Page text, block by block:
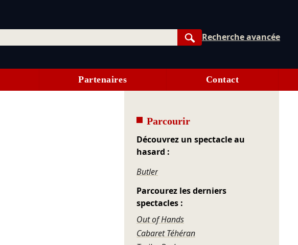
Rechercher
Recherche avancée
Partenaires Contact
Parcourir
Découvrez un spectacle au
hasard :
Butler
Parcourez les derniers
spectacles :
Out of Hands
Cabaret Téhéran